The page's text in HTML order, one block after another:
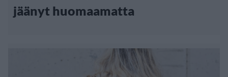
jäänyt huomaamatta